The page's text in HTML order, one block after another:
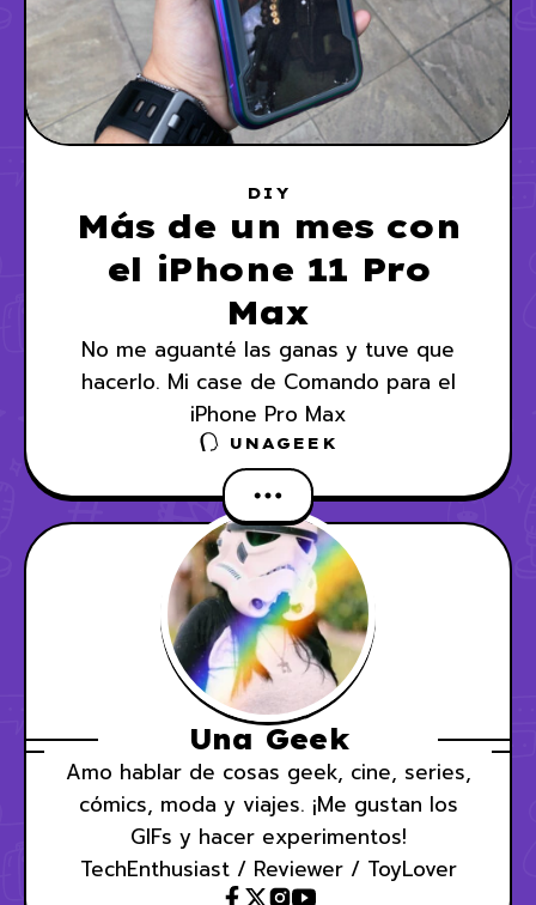
DIY
Más de un mes con
el iPhone 11 Pro
Max
No me aguanté las ganas y tuve que
hacerlo. Mi case de Comando para el
iPhone Pro Max
UNAGEEK
Una Geek
Amo hablar de cosas geek, cine, series,
cómics, moda y viajes. ¡Me gustan los
GIFs y hacer experimentos!
TechEnthusiast / Reviewer / ToyLover